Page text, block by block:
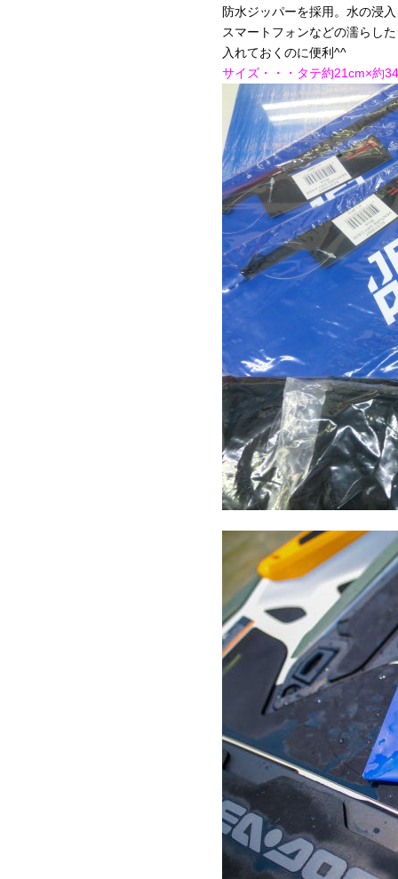
防水ジッパーを採用。水の浸
スマートフォンなどの濡らし
入れておくのに便利^^
サイズ・・・タテ約21cm×約